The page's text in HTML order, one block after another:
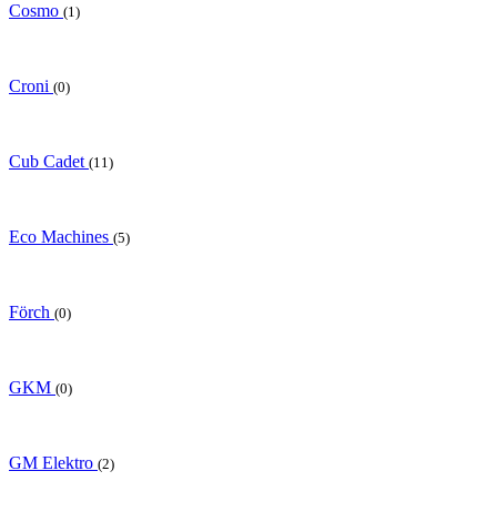
Cosmo (1)
Croni (0)
Cub Cadet (11)
Eco Machines (5)
Förch (0)
GKM (0)
GM Elektro (2)